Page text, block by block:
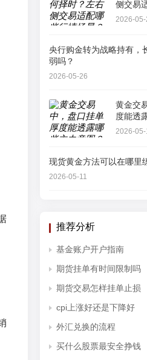
侧交易
景？
2026-05-
央行购金转为战略持有，
弱吗？
2026-05-26
黄金交
度能透
2026-05-
现货黄金方法可以在哪里
2026-05-11
推荐分析
基金账户开户指南
期货挂单有时间限制吗
期货交易怎样挂单止损
cpi上涨好还是下降好
外汇兑换的流程
买什么股票最安全挣钱